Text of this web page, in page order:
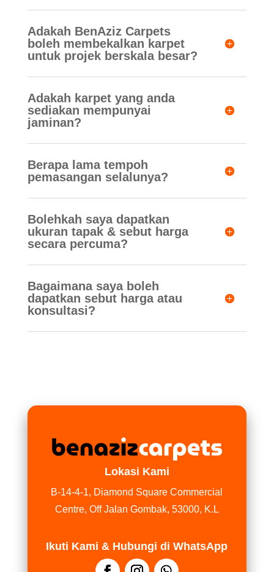
Adakah BenAziz Carpets
boleh membekalkan karpet
untuk projek berskala besar?
Adakah karpet yang anda
sediakan mempunyai
jaminan?
Berapa lama tempoh
pemasangan selalunya?
Bolehkah saya dapatkan
ukuran tapak & sebut harga
secara percuma?
Bagaimana saya boleh
dapatkan sebut harga atau
konsultasi?
Lokasi Kami
B-14-4-1, Diamond Square Commercial
Centre, Off Jalan Gombak, 53000, K.L
Ikuti Kami & Hubungi di WhatsApp